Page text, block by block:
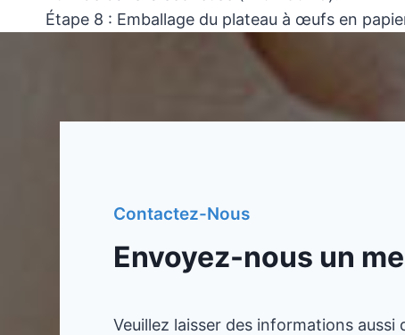
Étape 8 : Emballage du plateau à œufs en
Contactez-Nous
Envoyez-nous un
Veuillez laisser des informations aussi